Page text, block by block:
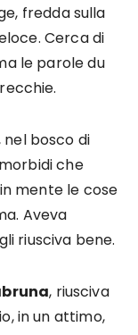
fredda sulla
Cerca di
le parole du
bosco di
che
mente le cose
Aveva
riusciva bene.
, riusciva
in un attimo,